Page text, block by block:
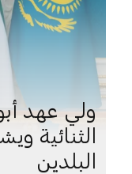
ولي عهد
الثنائية
البلدين